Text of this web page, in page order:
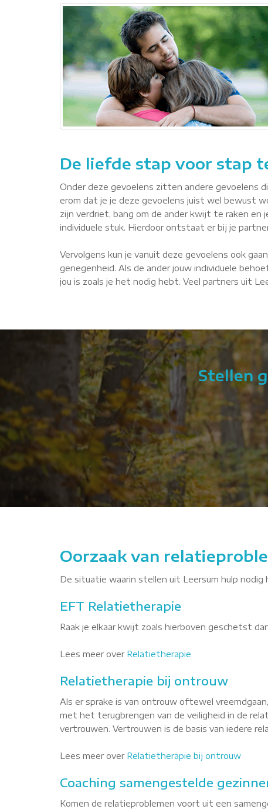
De liefde stap voor stap
Onder deze gevoelens zitten andere gevoelens
erom dat je je deze gevoelens juist wel bewust
zijn verdriet, bang om de ander kwijt te raken en
individuele stuk. Hierdoor ontstaat er bij je
Vervolgens kun je vanuit deze gevoelens ook
genegenheid. Als de ander jouw individuele
jou is zoals je het nodig hebt. Veel partners uit
Stellen
Oorzaak van
De situatie waarin stellen uit Leersum hulp nodig
EFT Relatietherapie
Raak je elkaar kwijt zoals hierboven geschetst
Lees meer over Relatietherapie
Relatietherapie bij ontrouw
Als er sprake is van ontrouw oftewel
met het terugbrengen van de veiligheid in de
vertrouwen. Vertrouwen is de basis van iedere
Lees meer over Relatietherapie bij ontrouw
Coaching samengestelde
Komen de relatieproblemen voort uit een